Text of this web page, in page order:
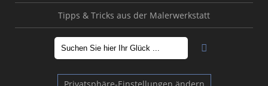
Tipps & Tricks aus der Malerwerkstatt